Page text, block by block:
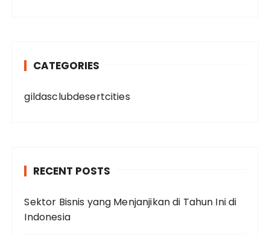
CATEGORIES
gildasclubdesertcities
RECENT POSTS
Sektor Bisnis yang Menjanjikan di Tahun Ini di
Indonesia